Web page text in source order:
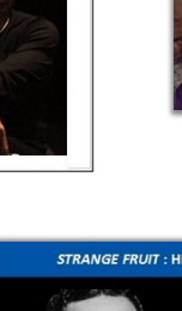
L’Institut du
Ministère de